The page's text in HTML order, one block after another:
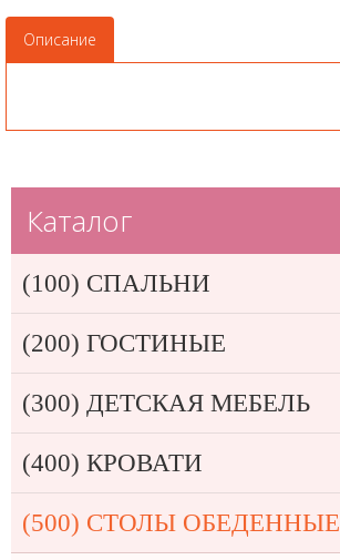
Описание
Каталог
(100) СПАЛЬНИ
(200) ГОСТИНЫЕ
(300) ДЕТСКАЯ МЕБЕЛЬ
(400) КРОВАТИ
(500) СТОЛЫ ОБЕДЕННЫЕ